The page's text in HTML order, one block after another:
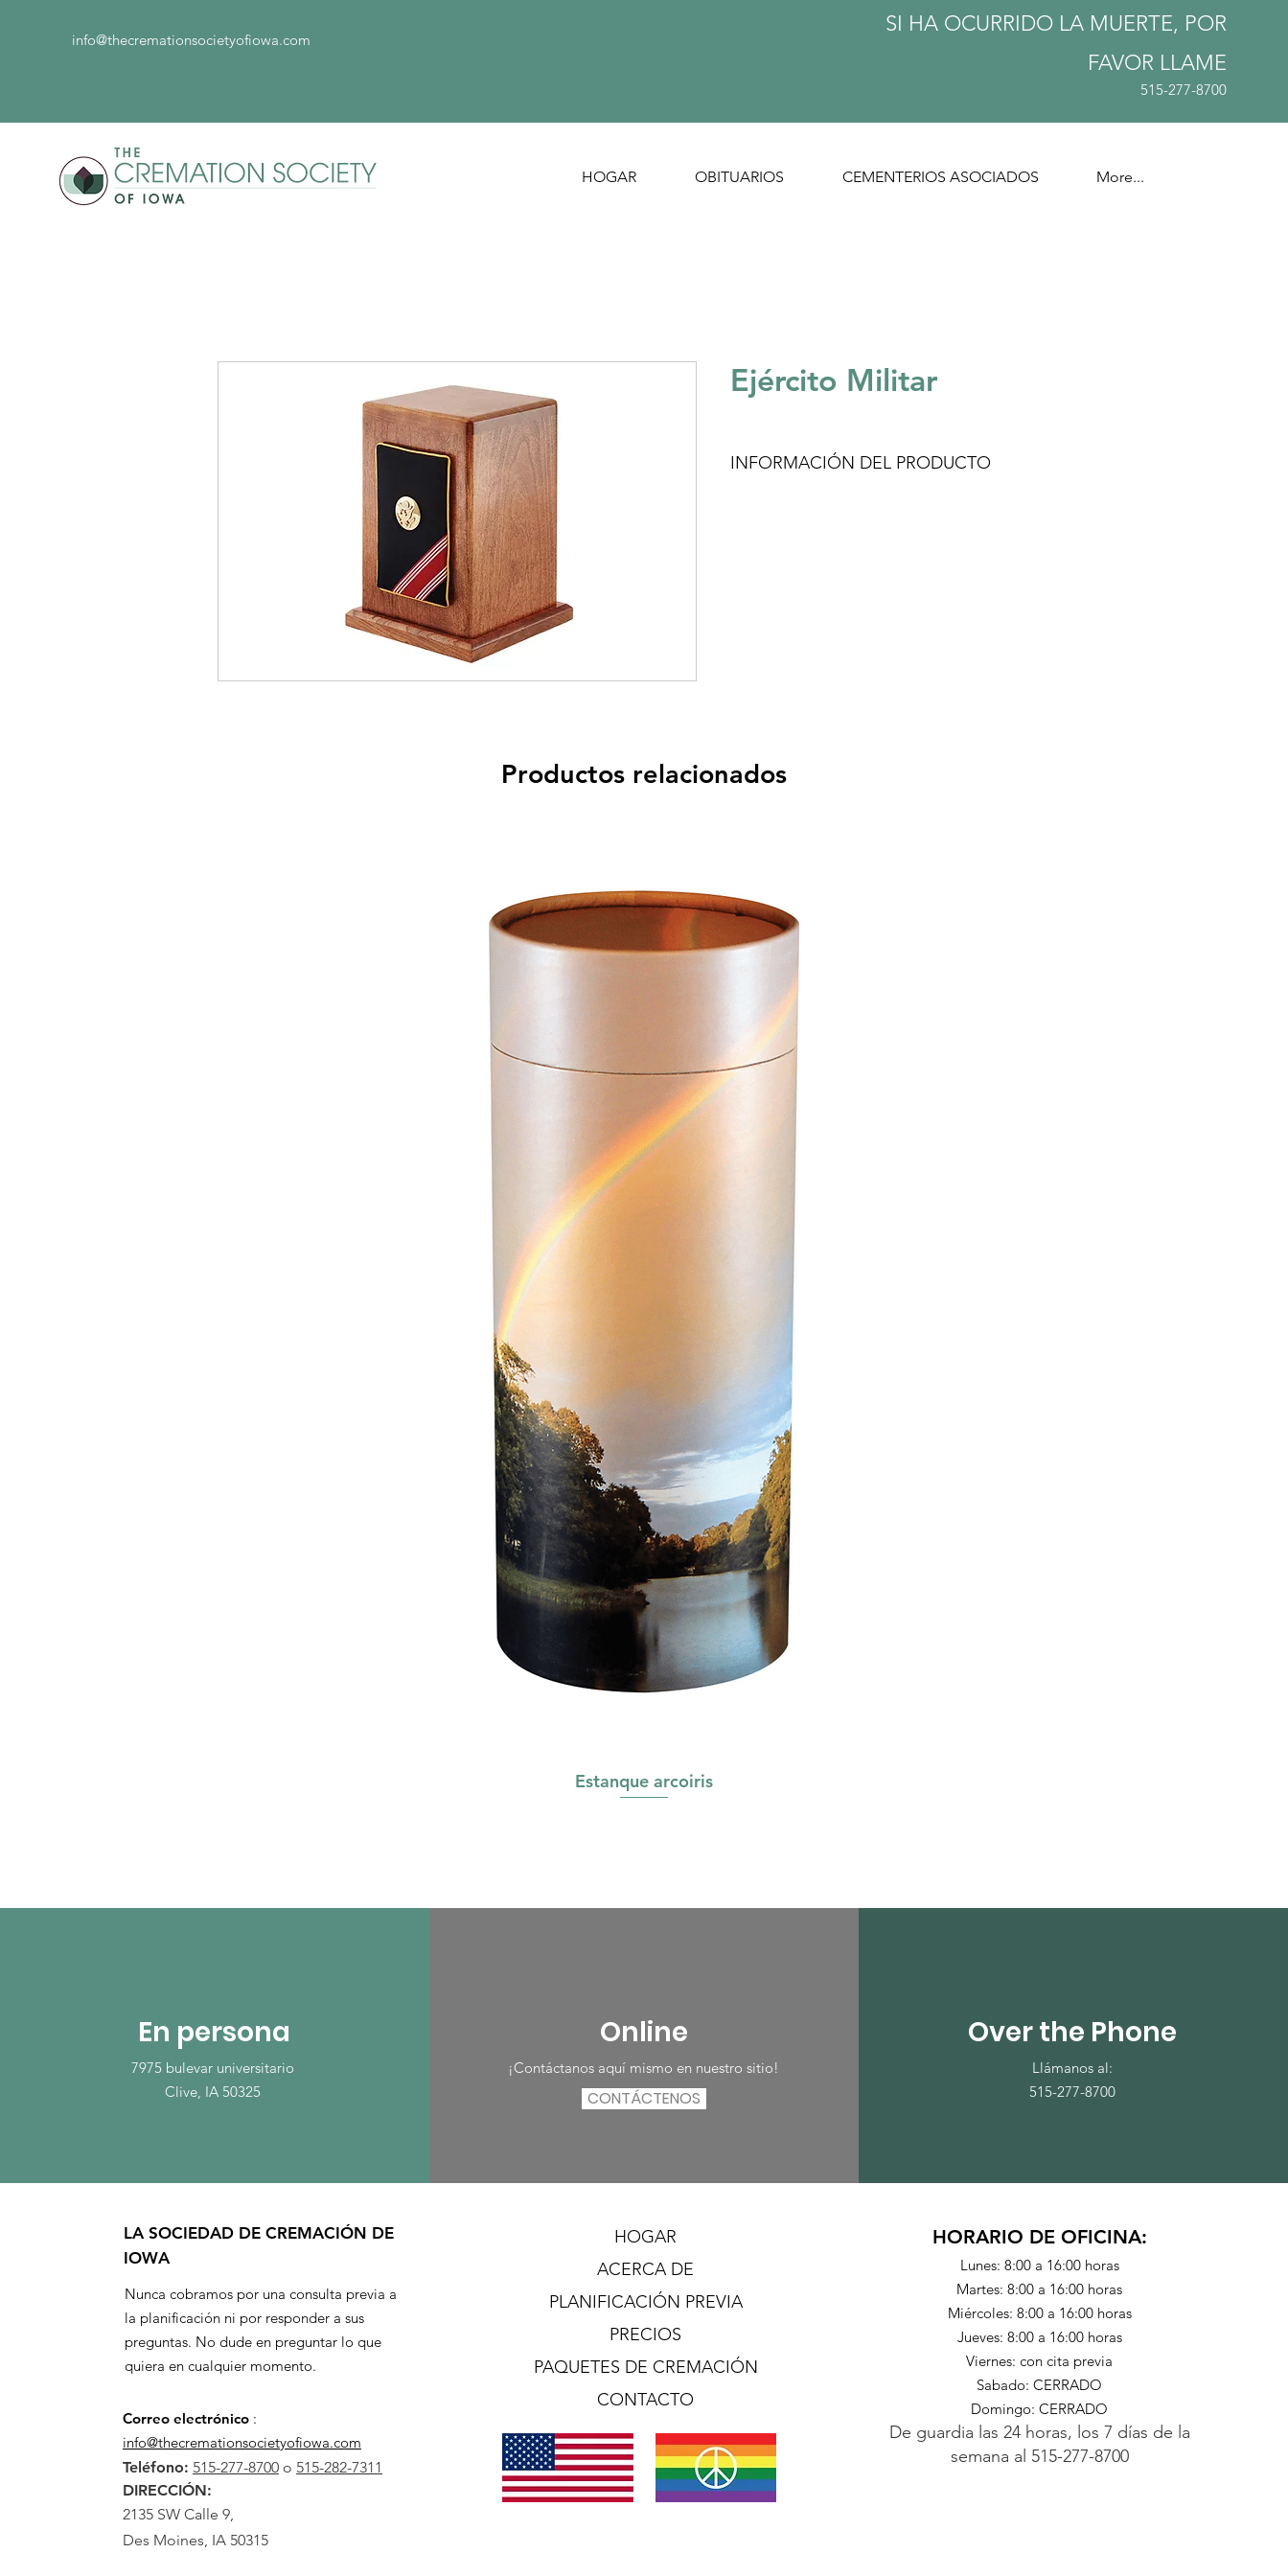
info@thecremationsocietyofiowa.com
SI HA OCURRIDO LA MUERTE, POR
FAVOR LLAME
515-277-8700
HOGAR OBITUARIOS CEMENTERIOS ASOCIADOS More...
Ejército Militar
INFORMACIÓN DEL PRODUCTO
Productos relacionados
Estanque arcoiris
En persona
7975 bulevar universitario
Clive, IA 50325
Online
¡Contáctanos aquí mismo en nuestro sitio!
CONTÁCTENOS
Over the Phone
Llámanos al:
515-277-8700
LA SOCIEDAD DE CREMACIÓN DE
IOWA
Nunca cobramos por una consulta previa a
la planificación ni por responder a sus
preguntas. No dude en preguntar lo que
quiera en cualquier momento.
Correo electrónico:
info@thecremationsocietyofiowa.com
Teléfono: 515-277-8700o 515-282-7311
DIRECCIÓN:
2135 SW Calle 9,
Des Moines, IA 50315
HOGAR
ACERCA DE
PLANIFICACIÓN PREVIA
PRECIOS
PAQUETES DE CREMACIÓN
CONTACTO
HORARIO DE OFICINA:
Lunes: 8:00 a 16:00 horas
Martes: 8:00 a 16:00 horas
Miércoles: 8:00 a 16:00 horas
Jueves: 8:00 a 16:00 horas
Viernes: con cita previa
Sabado: CERRADO
Domingo: CERRADO
De guardia las 24 horas, los 7 días de la
semana al 515-277-8700